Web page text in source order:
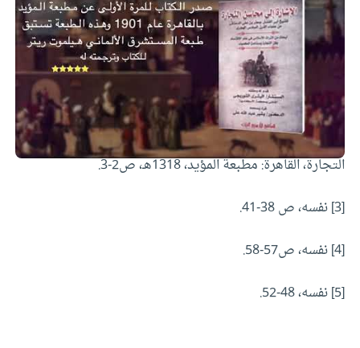
[1] رفعت العوضي، تحليل اقتصادي لكتاب الإشارة إلى محاسن
التجارة للدمشقي (القرن السادس الهجري)، القاهرة: مجلة
الدراسات الإسلامية التجارية، يناير أبريل 1985، مج 2 ع 5-6،
ص 161.
[2]
أبو الفضل جعفر ابن علي الدمشقي، الإشارة إلى محاسن
التجارة، القاهرة: مطبعة المؤيد، 1318هـ، ص2-3.
[3] نفسه، ص 38-41.
[4] نفسه، ص57-58.
[5] نفسه، 48-52.